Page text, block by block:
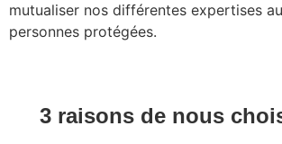
mutualiser nos différentes expertises
personnes protégées.
3 raisons de nous